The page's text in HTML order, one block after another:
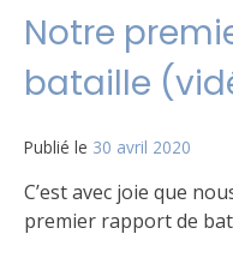
Notre
bataille
Publié le 30 avril 2020
C’est avec joie que
premier rapport de